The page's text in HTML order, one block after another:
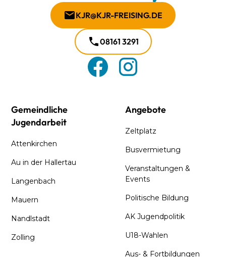
KJR@KJR-FREISING.DE
08161 3291
Gemeindliche
Jugendarbeit
Attenkirchen
Au in der Hallertau
Langenbach
Mauern
Nandlstadt
Zolling
Angebote
Zeltplatz
Busvermietung
Veranstaltungen &
Events
Politische Bildung
AK Jugendpolitik
U18-Wahlen
Aus- & Fortbildungen